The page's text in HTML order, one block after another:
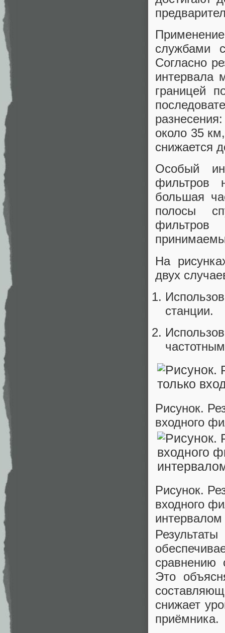
службами
Согласно
интервала
границей
около 35
снижается
Особый
фильтров
большая
полосы
фильтров
На
двух
станции.
Рисунок.
входного
Рисунок.
входного
сравнению
Это
снижает
приёмника.